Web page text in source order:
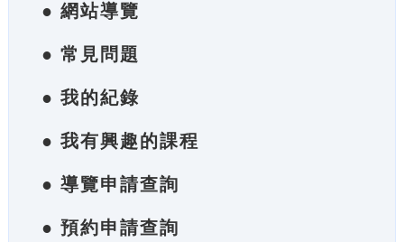
● 網站導覽
● 常見問題
● 我的紀錄
● 我有興趣的課程
● 導覽申請查詢
● 預約申請查詢